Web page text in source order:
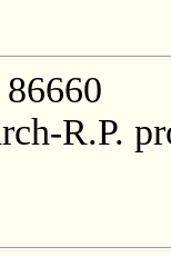
86660
R.P.